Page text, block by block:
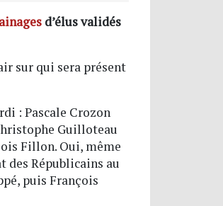
d’élus validés
sur qui sera présent
: Pascale Crozon
Guilloteau
Fillon. Oui, même
Républicains au
puis François